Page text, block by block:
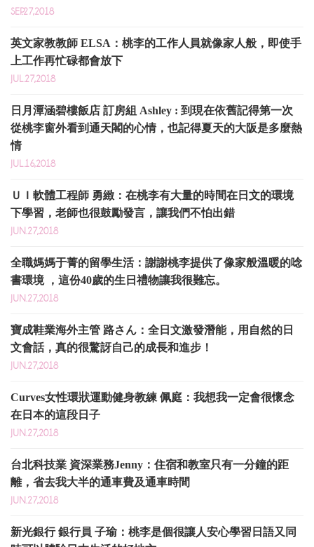
SEP.27,2018
英文家教教師 ELSA：桃李的工作人員就像家人般，即使手
上工作再忙碌都會放下
JUL.27,2018
日月潭涵碧樓飯店 訂房組 Ashley : 到現在依舊記得第一次
從桃李窗外看到通天閣的心情，也記得夏天的大阪是多麼熱
情
JUL.16,2018
ＵＩ軟體工程師 勇緻：在桃李有大量的時間在日文的環境
下學習，老師也很鼓勵發言，讓我們不怕出錯
JUN.27,2018
全職媽媽于菁的留學生活：謝謝桃李提供了像家般溫暖的唸
書環境 ，這份40歲的生日禮物讓我很難忘。
JUN.27,2018
寶成鞋業海外主管 路さん：全日文激發潛能，用自然的日
文會話，真的很驚訝自己的成長和進步！
JUN.27,2018
Curves女性環狀運動健身教練 佩庭：我想我一定會很懷念
在日本的這段日子
JUN.27,2018
台北科技業 資深業務Jenny：住宿和教室只有一分鐘的距
離，省去我大半的通車費及通車時間
JUN.27,2018
新光銀行 銀行員 子瑜：桃李是個很讓人安心學習日語又同